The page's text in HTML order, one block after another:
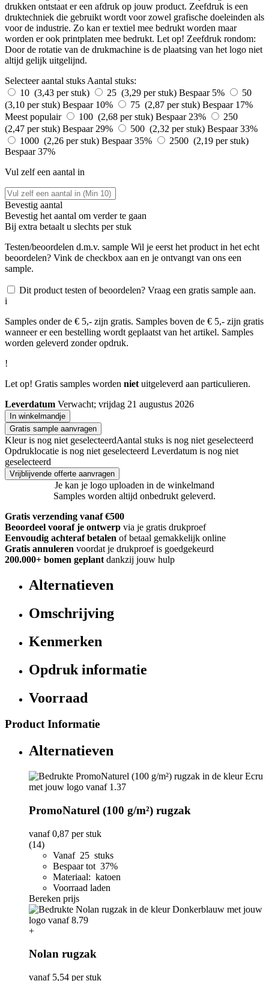
drukken ontstaat er een afdruk op jouw product. Zeefdruk is een
druktechniek die gebruikt wordt voor zowel grafische doeleinden als
voor de industrie. Zo kan er textiel mee bedrukt worden maar
worden er ook printplaten mee bedrukt. Let op! Zeefdruk rondom:
Door de rotatie van de drukmachine is de plaatsing van het logo niet
altijd gelijk uitgelijnd.
Selecteer aantal stuks Aantal stuks:
10 (3,43 per stuk)
25 (3,29 per stuk) Bespaar 5%
50
(3,10 per stuk) Bespaar 10% 75 (2,87 per stuk) Bespaar 17%
Meest populair
100 (2,68 per stuk) Bespaar 23%
250
(2,47 per stuk) Bespaar 29% 500 (2,32 per stuk) Bespaar 33%
1000 (2,26 per stuk) Bespaar 35%
2500 (2,19 per stuk)
Bespaar 37%
Vul zelf een aantal in
Bevestig aantal
Bevestig het aantal om verder te gaan
Bij extra betaalt u slechts per stuk
Testen/beoordelen d.m.v. sample Wil je eerst het product in het echt
beoordelen? Vink de checkbox aan en je ontvangt van ons een
sample.
Dit product testen of beoordelen? Vraag een gratis sample aan.
i
Samples onder de € 5,- zijn gratis. Samples boven de € 5,- zijn gratis
wanneer er een bestelling wordt geplaatst van het artikel. Samples
worden geleverd zonder opdruk.
!
Let op! Gratis samples worden niet uitgeleverd aan particulieren.
Leverdatum Verwacht; vrijdag 21 augustus 2026
In winkelmandje
Gratis sample aanvragen
Kleur is nog niet geselecteerdAantal stuks is nog niet geselecteerd
Opdruklocatie is nog niet geselecteerd Leverdatum is nog niet
geselecteerd
Vrijblijvende offerte aanvragen
Je kan je logo uploaden in de winkelmand
Samples worden altijd onbedrukt geleverd.
Gratis verzending vanaf €500
Beoordeel vooraf je ontwerp via je gratis drukproef
Eenvoudig achteraf betalen of betaal gemakkelijk online
Gratis annuleren voordat je drukproef is goedgekeurd
200.000+ bomen geplant dankzij jouw hulp
Alternatieven
Omschrijving
Kenmerken
Opdruk informatie
Voorraad
Product Informatie
Alternatieven
PromoNaturel (100 g/m²) rugzak
vanaf0,87 per stuk
(14)
Vanaf 25 stuks
Bespaar tot 37%
Materiaal: katoen
Voorraad laden
Bereken prijs
+
Nolan rugzak
vanaf 5,54 per stuk